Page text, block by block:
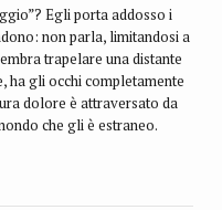
Egli porta addosso i
non parla, limitandosi a
trapelare una distante
ha gli occhi completamente
dolore è attraversato da
che gli è estraneo.